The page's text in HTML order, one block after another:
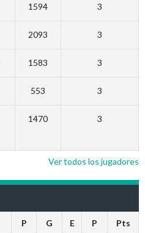
1594 3
2093 3
1583 3
553 3
1470 3
Ver todos los jugadores
P G E P Pts